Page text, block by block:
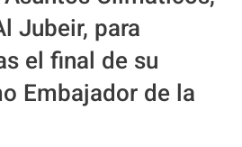
Jubeir, para
el final de su
Embajador de la